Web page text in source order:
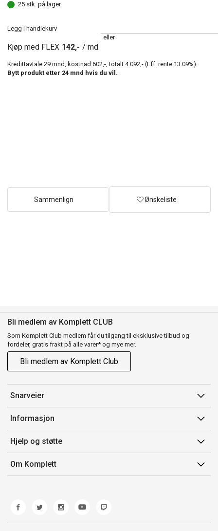
25 stk. på lager.
Legg i handlekurv
eller
Kjøp med FLEX 142,- / md.
Kredittavtale 29 mnd, kostnad 602,-, totalt 4 092,- (Eff. rente 13.09%).
Bytt produkt etter 24 mnd hvis du vil.
Sammenlign Ønskeliste
Bli medlem av Komplett CLUB
Som Komplett Club medlem får du tilgang til eksklusive tilbud og
fordeler, gratis frakt på alle varer* og mye mer.
Bli medlem av Komplett Club
Snarveier
Min side
Ordreoversikt
Flex
Komplett Club
Informasjon
Salgsbetingelser
Medlemsvilkår for Komplett Club
Merker/produsent
Hjelp og støtte
Kontakt oss
Kundeservice
Retur
Reklamasjon og garanti
Om Komplett